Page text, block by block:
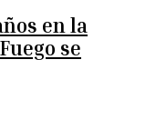
en la
se